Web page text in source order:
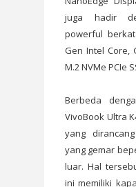
juga hadir
powerful
Gen Intel Core,
M.2 NVMe PCIe
Berbeda
VivoBook Ultra
yang
yang gemar
luar. Hal
ini memiliki